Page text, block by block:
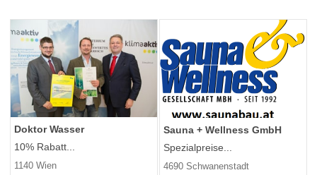
Doktor Wasser
10% Rabatt...
1140 Wien
Sauna + Wellness GmbH
Spezialpreise...
4690 Schwanenstadt